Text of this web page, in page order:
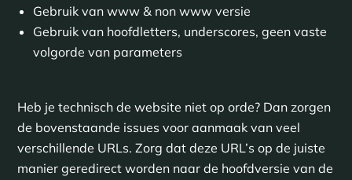
Gebruik van www & non www versie
Gebruik van hoofdletters, underscores, geen vaste
volgorde van parameters
Heb je technisch de website niet op orde? Dan zorgen
de bovenstaande issues voor aanmaak van veel
verschillende URLs. Zorg dat deze URL’s op de juiste
manier geredirect worden naar de hoofdversie van de